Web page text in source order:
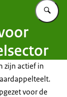
zijn actief in
voor de